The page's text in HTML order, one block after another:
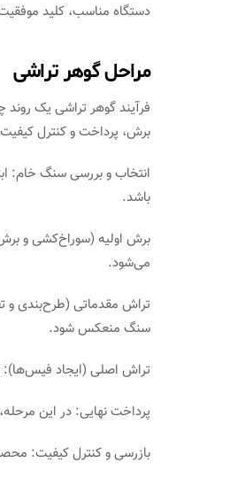
دستگاه مناسب، کلید
مراحل گوهر تراشی
فرآیند گوهر تراشی یک
برش، پرداخت و کنترل
انتخاب و بررسی سنگ خام:
باشد.
برش اولیه (سوراخ‌کشی و
می‌شود.
تراش مقدماتی (طرح‌بندی و
سنگ منعکس شود.
تراش اصلی (ایجاد
پرداخت نهایی: در این
بازرسی و کنترل کیفیت: